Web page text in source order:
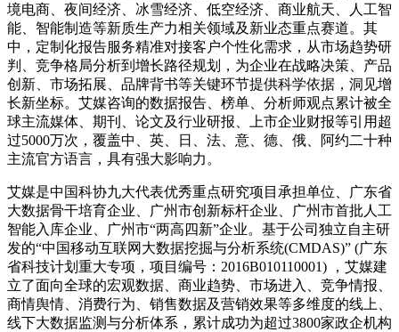
境电商、夜间经济、冰雪经济、低空经济、商业航天、人工智
能、智能制造等新质生产力相关领域及新业态重点赛道。其
中，定制化报告服务精准对接客户个性化需求，从市场趋势研
判、竞争格局分析到增长路径规划，为企业在战略决策、产品
创新、市场拓展、品牌背书等关键环节提供科学依据，洞见增
长新坐标。艾媒咨询的数据报告、榜单、分析师观点累计被全
球主流媒体、期刊、论文及行业研报、上市企业财报等引用超
过5000万次，覆盖中、英、日、法、意、德、俄、阿约二十种
主流官方语言，具有强大影响力。
艾媒是中国科协九大代表优秀重点研究项目承担单位、广东省
大数据骨干培育企业、广州市创新标杆企业、广州市首批人工
智能入库企业、广州市“两高四新”企业。基于公司独立自主研
发的“中国移动互联网大数据挖掘与分析系统(CMDAS)” (广东
省科技计划重大专项，项目编号：2016B010110001) ，艾媒建
立了面向全球的宏观数据、商业趋势、市场进入、竞争情报、
商情舆情、消费行为、销售数据及营销效果等多维度的线上、
线下大数据监测与分析体系，累计成功为超过3800家政企机构